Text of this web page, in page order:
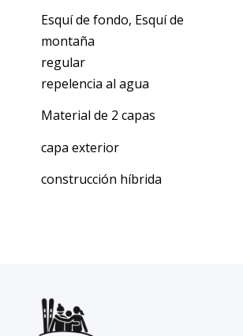
Esquí de fondo, Esquí de
montaña
regular
repelencia al agua
Material de 2 capas
capa exterior
construcción híbrida